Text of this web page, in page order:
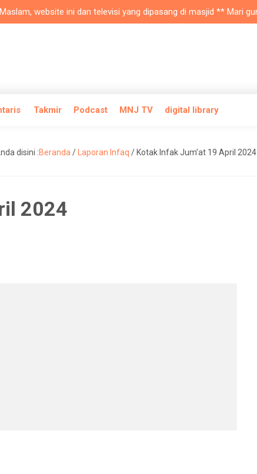
website ini dan televisi yang dipasang di masjid ** Mari
Takmir Podcast MNJ TV digital library
disini :Beranda / Laporan Infaq / Kotak Infak Jum’at 19 April 2024
2024